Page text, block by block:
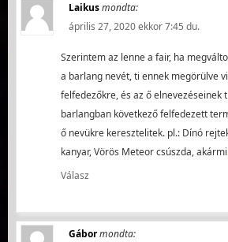
Laikusmondta:
április 27, 2020 ekkor 7:45 du.
Szerintem az lenne a fair, ha
a barlang nevét, ti ennek megörülve
felfedezőkre, és az ő elnevezéseinek
barlangban következő felfedezett
ő nevükre keresztelitek. pl.: Dínó
kanyar, Vörös Meteor csúszda,
Válasz
Gábormondta: